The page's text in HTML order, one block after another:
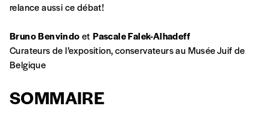
financièrement à tout moment, même après
avoir reçu plusieurs numéros. Ce paiement
n’est pas indispensable. Il marque votre
relance aussi ce débat!
Bruno BenvindoetPascale Falek-Alhadeff
Curateurs de l’exposition, conservateurs au Musée Juif de
Belgique
SOMMAIRE